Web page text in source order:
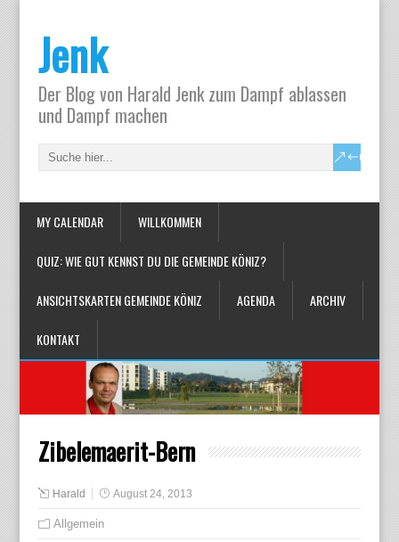
Jenk
Der Blog von Harald Jenk zum Dampf ablassen
und Dampf machen
MY CALENDAR WILLKOMMEN
QUIZ: WIE GUT KENNST DU DIE GEMEINDE KÖNIZ?
ANSICHTSKARTEN GEMEINDE KÖNIZ AGENDA ARCHIV
KONTAKT
Zibelemaerit-Bern
Harald August 24, 2013
Allgemein